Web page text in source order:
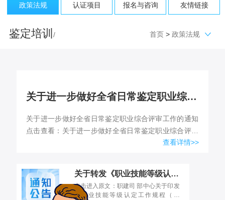
政策法规 认证项目 报名与咨询 友情链接
鉴定培训 / 首页 >政策法规
关于进一步做好全省日常鉴定职业综合评审工作的通知
关于进一步做好全省日常鉴定职业综合评审工作的通知
点击查看：关于进一步做好全省日常鉴定职业综合评审
查看详情>>
关于转发《职业技能等级认定工作规程（试行）》的通知
点击进入原文：职建司 部中心关于印发
《职业技能等级认定工作规程（试